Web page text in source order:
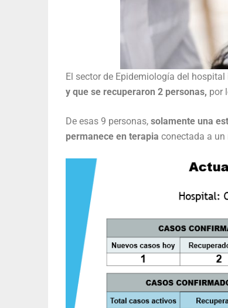
El sector de Epidemiología del hospital
y que se recuperaron 2 personas, por
De esas 9 personas, solamente una
permanece en terapia conectada a un